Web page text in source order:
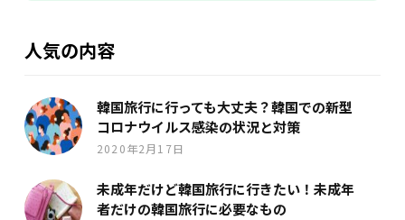
人気の内容
韓国旅行に行っても大丈夫？韓国での新型
コロナウイルス感染の状況と対策
2020年2月17日
未成年だけど韓国旅行に行きたい！未成年
者だけの韓国旅行に必要なもの